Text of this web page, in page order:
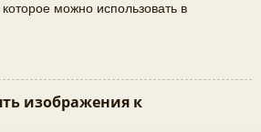
можно использовать в
изображения к